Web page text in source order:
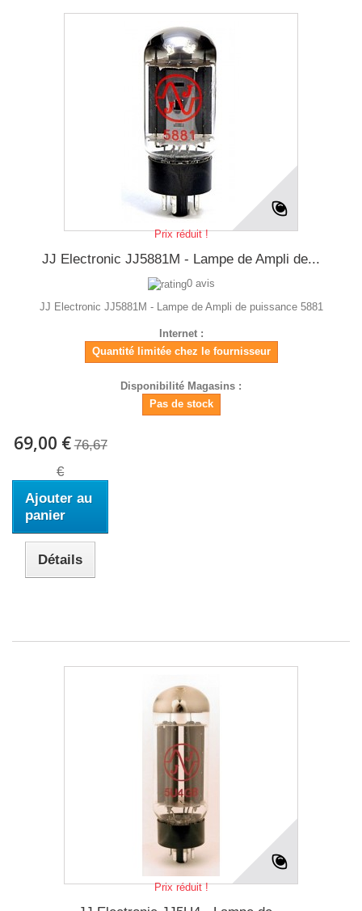
Prix réduit !
JJ Electronic JJ5881M - Lampe de Ampli de...
0 avis
JJ Electronic JJ5881M - Lampe de Ampli de puissance 5881
Internet :
Quantité limitée chez le fournisseur
Disponibilité Magasins :
Pas de stock
69,00 € 76,67
€
Ajouter au
panier
Détails
Prix réduit !